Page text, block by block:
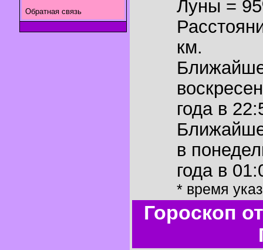
Обратная связь
Луны =
км.
года в
в
года в
* время
Гороскоп